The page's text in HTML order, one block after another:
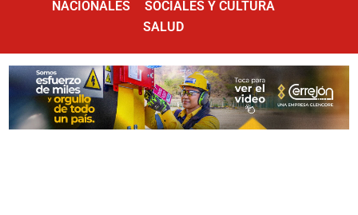
NACIONALES
SOCIALES Y CULTURA
SALUD